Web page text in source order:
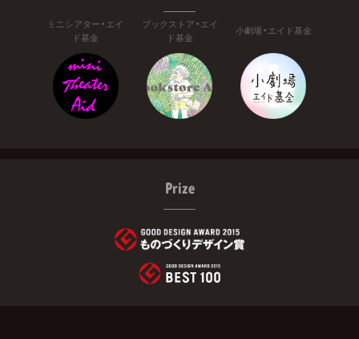
ミニシアター・エイ
ド基金
ブックストア・エイ
ド基金
小劇場・エイド基金
Prize